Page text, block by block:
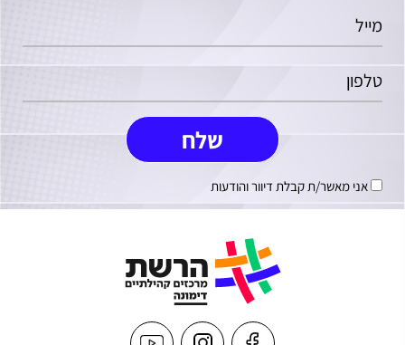
אני מאשר/ת קבלת דיוור והודעות